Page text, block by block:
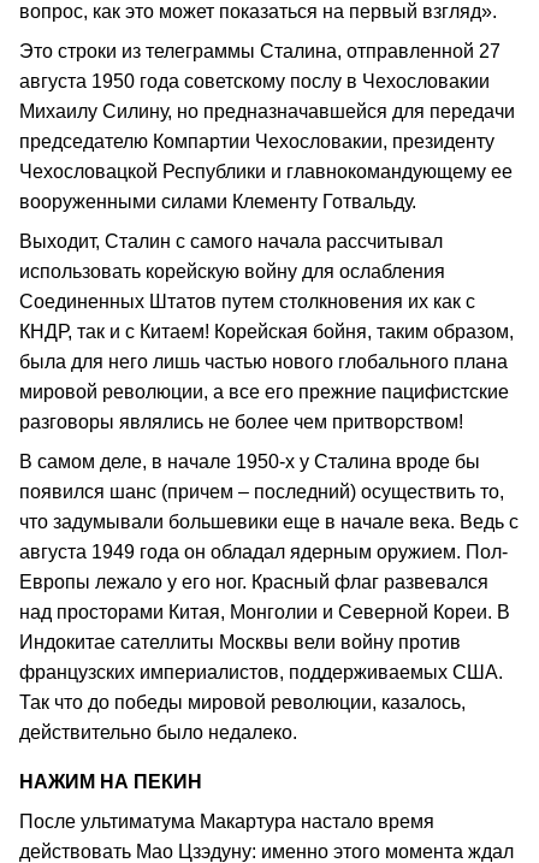
вопрос, как это может показаться на первый взгляд».
Это строки из телеграммы Сталина, отправленной 27
августа 1950 года советскому послу в Чехословакии
Михаилу Силину, но предназначавшейся для передачи
председателю Компартии Чехословакии, президенту
Чехословацкой Республики и главнокомандующему ее
вооруженными силами Клементу Готвальду.
Выходит, Сталин с самого начала рассчитывал
использовать корейскую войну для ослабления
Соединенных Штатов путем столкновения их как с
КНДР, так и с Китаем! Корейская бойня, таким образом,
была для него лишь частью нового глобального плана
мировой революции, а все его прежние пацифистские
разговоры являлись не более чем притворством!
В самом деле, в начале 1950-х у Сталина вроде бы
появился шанс (причем – последний) осуществить то,
что задумывали большевики еще в начале века. Ведь с
августа 1949 года он обладал ядерным оружием. Пол-
Европы лежало у его ног. Красный флаг развевался
над просторами Китая, Монголии и Северной Кореи. В
Индокитае сателлиты Москвы вели войну против
французских империалистов, поддерживаемых США.
Так что до победы мировой революции, казалось,
действительно было недалеко.
НАЖИМ НА ПЕКИН
После ультиматума Макартура настало время
действовать Мао Цзэдуну: именно этого момента ждал